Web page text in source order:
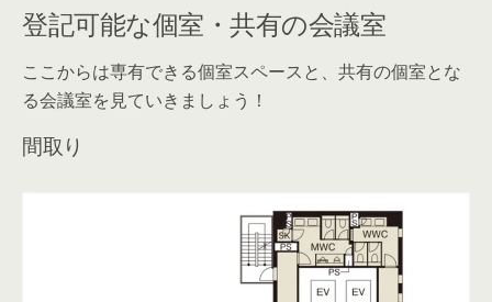
登記可能な個室・共有の会議室
ここからは専有できる個室スペースと、共有の個室とな
る会議室を見ていきましょう！
間取り